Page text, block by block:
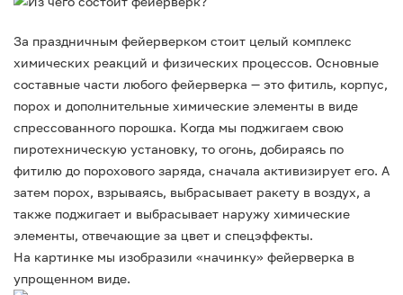
За праздничным фейерверком стоит целый комплекс
химических реакций и физических процессов. Основные
составные части любого фейерверка — это фитиль, корпус,
порох и дополнительные химические элементы в виде
спрессованного порошка. Когда мы поджигаем свою
пиротехническую установку, то огонь, добираясь по
фитилю до порохового заряда, сначала активизирует его. А
затем порох, взрываясь, выбрасывает ракету в воздух, а
также поджигает и выбрасывает наружу химические
элементы, отвечающие за цвет и спецэффекты.
На картинке мы изобразили «начинку» фейерверка в
упрощенном виде.